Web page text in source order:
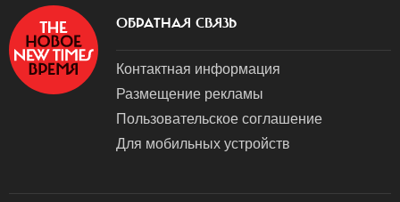
ОБРАТНАЯ СВЯЗЬ
Контактная информация
Размещение рекламы
Пользовательское соглашение
Для мобильных устройств